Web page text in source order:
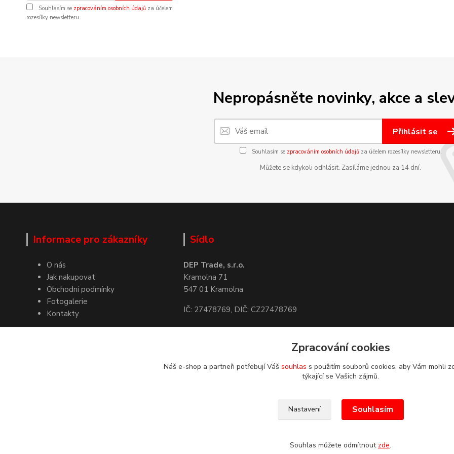
Souhlasím se zpracováním osobních údajů za účelem
rozesílky newsletteru.
Nepropásněte novinky, akce a
Přihlásit se
Souhlasím se zpracováním osobních údajůza účelem rozesílky newsletteru.
Můžete se kdykoli odhlásit. Zasíláme jednou za 14 dní.
Informace pro zákazníky
O nás
Jak nakupovat
Obchodní podmínky
Fotogalerie
Kontakty
Sídlo
DEP Trade, s.r.o.
Kramolna 71
547 01 Kramolna
IČ: 27478769, DIČ: CZ27478769
Zpracování cookies
Náš e-shop a partneři potřebují Váš souhlas s použitím souborů cookies, aby Vám mohli
týkající se Vašich zájmů.
Nastavení Souhlasím
Souhlas můžete odmítnout zde.